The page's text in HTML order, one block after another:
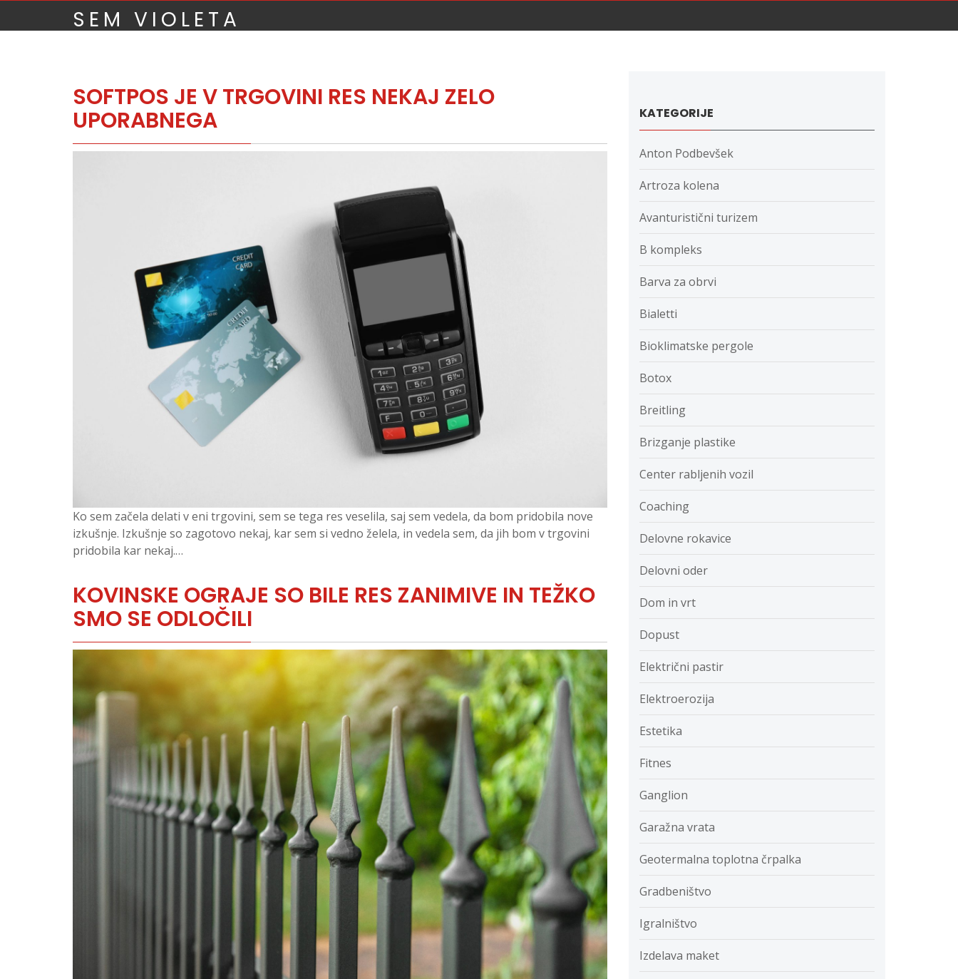
SEM VIOLETA
SOFTPOS JE V TRGOVINI RES NEKAJ ZELO
UPORABNEGA
Ko sem začela delati v eni trgovini, sem se tega res veselila, saj sem vedela, da bom pridobila nove
izkušnje. Izkušnje so zagotovo nekaj, kar sem si vedno želela, in vedela sem, da jih bom v trgovini
pridobila kar nekaj.…
KOVINSKE OGRAJE SO BILE RES ZANIMIVE IN TEŽKO
SMO SE ODLOČILI
KATEGORIJE
Anton Podbevšek
Artroza kolena
Avanturistični turizem
B kompleks
Barva za obrvi
Bialetti
Bioklimatske pergole
Botox
Breitling
Brizganje plastike
Center rabljenih vozil
Coaching
Delovne rokavice
Delovni oder
Dom in vrt
Dopust
Električni pastir
Elektroerozija
Estetika
Fitnes
Ganglion
Garažna vrata
Geotermalna toplotna črpalka
Gradbeništvo
Igralništvo
Izdelava maket